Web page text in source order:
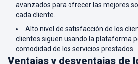
avanzados para ofrecer las mejores
cada cliente.
Alto nivel de satisfacción de los
clientes siguen usando la plataforma
comodidad de los servicios prestados.
Ventajas y desventajas de